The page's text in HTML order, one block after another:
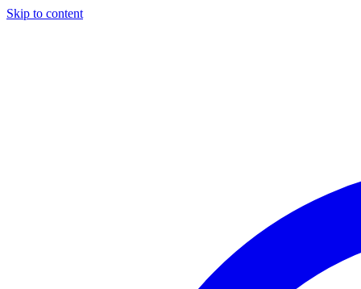
Skip to content